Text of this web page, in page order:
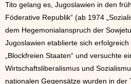
Tito gelang es, Jugoslawien in den
Föderative Republik“ (ab 1974
dem Hegemonialanspruch der
Jugoslawien etablierte sich
„Blockfreien Staaten“ und versuchte
Wirtschaftsliberalismus und
nationalen Gegensätze wurden in der